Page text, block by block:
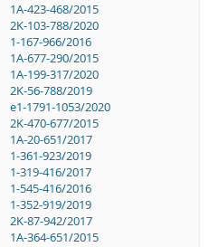
1A-423-468/2015
2K-103-788/2020
1-167-966/2016
1A-677-290/2015
1A-199-317/2020
2K-56-788/2019
e1-1791-1053/2020
2K-470-677/2015
1A-20-651/2017
1-361-923/2019
1-319-416/2017
1-545-416/2016
1-352-919/2019
2K-87-942/2017
1A-364-651/2015